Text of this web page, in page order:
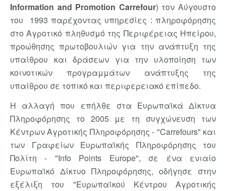
Information and Promotion Carrefour) τον Αύγουστο
του 1993 παρέχοντας υπηρεσίες : πληροφόρησης
στο Αγροτικό πληθυσμό της Περιφέρειας Ηπείρου,
προώθησης πρωτοβουλιών για την ανάπτυξη της
υπαίθρου και δράσεων για την υλοποίηση των
κοινοτικών προγραμμάτων ανάπτυξης της
υπαίθρου σε τοπικό και περιφερειακό επίπεδο.
Η αλλαγή που επήλθε στα Ευρωπαϊκά Δίκτυα
Πληροφόρησης το 2005 με τη συγχώνευση των
Κέντρων Αγροτικής Πληροφόρησης - "Carrefours" και
των Γραφείων Ευρωπαϊκής Πληροφόρησης του
Πολίτη - "Info Points Europe", σε ένα ενιαίο
Ευρωπαϊκό Δίκτυο Πληροφόρησης, οδήγησε στην
εξέλιξη του "Ευρωπαϊκού Κέντρου Αγροτικής